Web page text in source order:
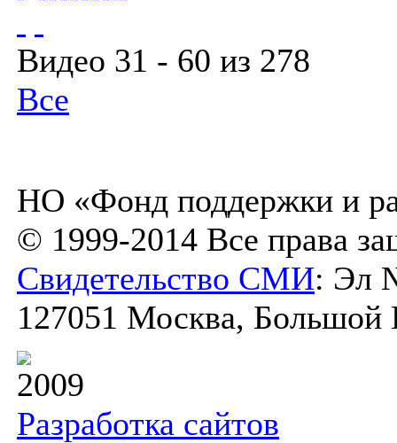
Видео 31 - 60 из 278
Все
НО «Фонд поддержки и
© 1999-2014 Все права
Свидетельство СМИ: Эл
127051 Москва, Большой
2009
Разработка сайтов